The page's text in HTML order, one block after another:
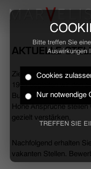
Bitte treffen Sie
Auswirkungen
Cookies
Nur notwendige
TREFFEN SIE
HOME
BUSINESS
UNTERNEHMEN
AKTUELLE
Ziele erreichen,
1994 begleiten wir den
Business- als auch mit
Hohe Ansprüche
gezielt verstärken.
Nachfolgend erhalten
vakanten Stellen.